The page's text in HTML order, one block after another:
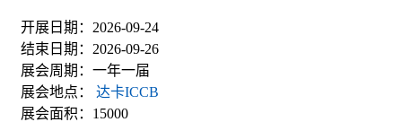
开展日期：2026-09-24
结束日期：2026-09-26
展会周期：一年一届
展会地点：
达卡ICCB
展会面积：15000